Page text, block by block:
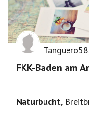
Tanguero58,
FKK-Baden am
Naturbucht,